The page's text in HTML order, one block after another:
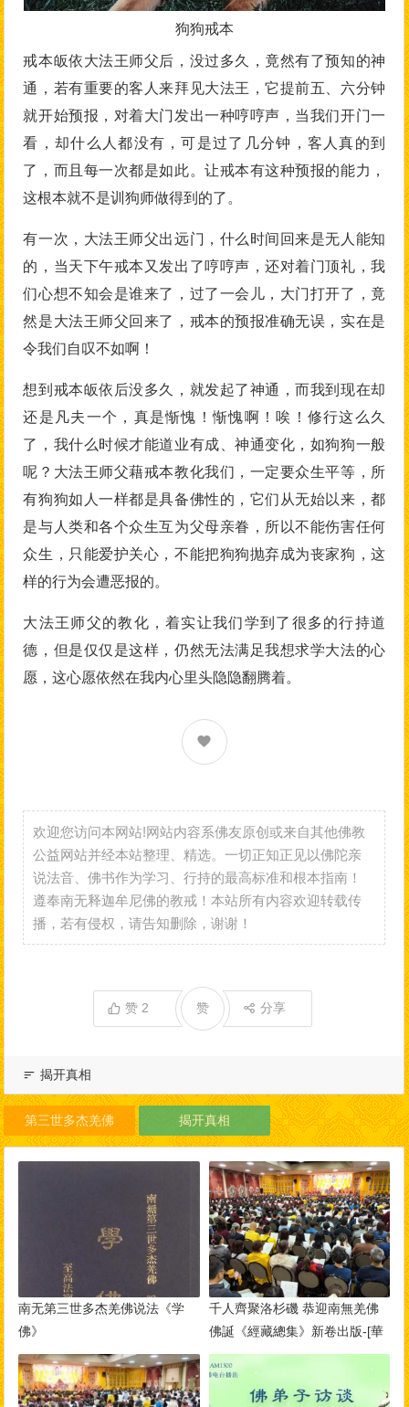
狗狗戒本
戒本皈依大法王师父后，没过多久，竟然有了预知的神
通，若有重要的客人来拜见大法王，它提前五、六分钟
就开始预报，对着大门发出一种哼哼声，当我们开门一
看，却什么人都没有，可是过了几分钟，客人真的到
了，而且每一次都是如此。让戒本有这种预报的能力，
这根本就不是训狗师做得到的了。
有一次，大法王师父出远门，什么时间回来是无人能知
的，当天下午戒本又发出了哼哼声，还对着门顶礼，我
们心想不知会是谁来了，过了一会儿，大门打开了，竟
然是大法王师父回来了，戒本的预报准确无误，实在是
令我们自叹不如啊！
想到戒本皈依后没多久，就发起了神通，而我到现在却
还是凡夫一个，真是惭愧！惭愧啊！唉！修行这么久
了，我什么时候才能道业有成、神通变化，如狗狗一般
呢？大法王师父藉戒本教化我们，一定要众生平等，所
有狗狗如人一样都是具备佛性的，它们从无始以来，都
是与人类和各个众生互为父母亲眷，所以不能伤害任何
众生，只能爱护关心，不能把狗狗抛弃成为丧家狗，这
样的行为会遭恶报的。
大法王师父的教化，着实让我们学到了很多的行持道
德，但是仅仅是这样，仍然无法满足我想求学大法的心
愿，这心愿依然在我内心里头隐隐翻腾着。
欢迎您访问本网站!网站内容系佛友原创或来自其他佛教
公益网站并经本站整理、精选。一切正知正见以佛陀亲
说法音、佛书作为学习、行持的最高标准和根本指南！
遵奉南无释迦牟尼佛的教戒！本站所有内容欢迎转载传
播，若有侵权，请告知删除，谢谢！
赞 2 分享
赞
揭开真相
第三世多杰羌佛 揭开真相
南无第三世多杰羌佛说法《学
佛》
千人齊聚洛杉磯 恭迎南無羌佛
佛誕《經藏總集》新卷出版-[華
人今日網]